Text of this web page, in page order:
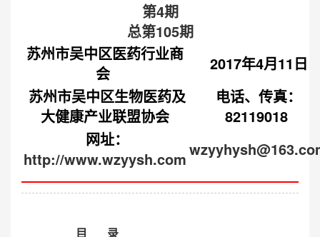
第4期
总第105期
苏州市吴中区医药行业商
会
2017年4月11日
苏州市吴中区生物医药及
大健康产业联盟协会
电话、传真：
82119018
网址：
http://www.wzyysh.com
目 录